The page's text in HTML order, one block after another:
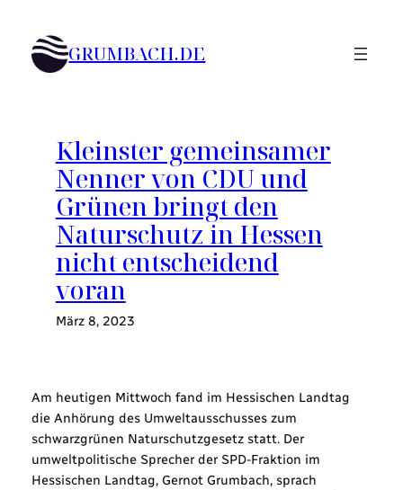
Inhalt
springen GRUMBACH.DE
Kleinster gemeinsamer
Nenner von CDU und
Grünen bringt den
Naturschutz in Hessen
nicht entscheidend
voran
März 8, 2023
Am heutigen Mittwoch fand im Hessischen Landtag
die Anhörung des Umweltausschusses zum
schwarzgrünen Naturschutzgesetz statt. Der
umweltpolitische Sprecher der SPD-Fraktion im
Hessischen Landtag, Gernot Grumbach, sprach